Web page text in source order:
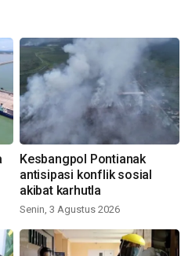
Kesbangpol Pontianak
antisipasi konflik sosial
akibat karhutla
Senin, 3 Agustus 2026